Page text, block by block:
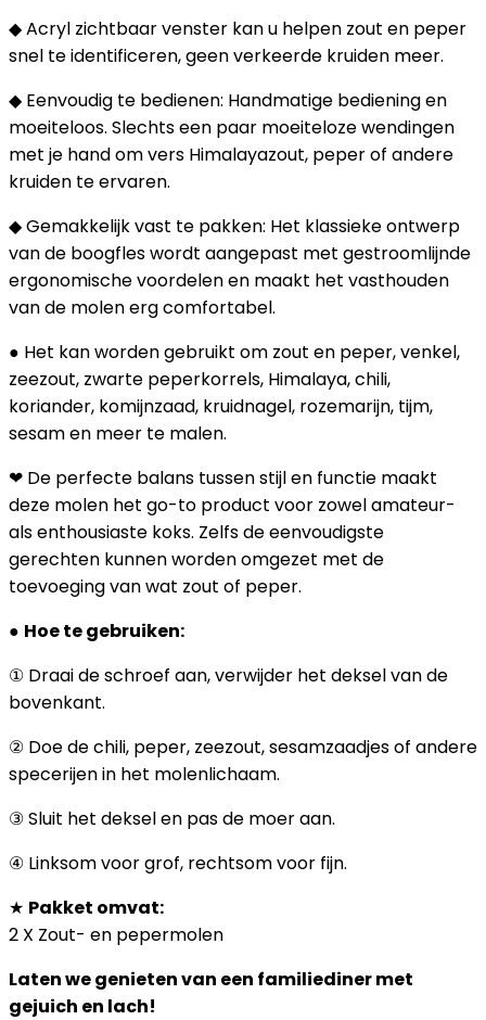
◆ Acryl zichtbaar venster kan u helpen zout en peper
snel te identificeren, geen verkeerde kruiden meer.
◆ Eenvoudig te bedienen: Handmatige bediening en
moeiteloos. Slechts een paar moeiteloze wendingen
met je hand om vers Himalayazout, peper of andere
kruiden te ervaren.
◆ Gemakkelijk vast te pakken: Het klassieke ontwerp
van de boogfles wordt aangepast met gestroomlijnde
ergonomische voordelen en maakt het vasthouden
van de molen erg comfortabel.
● Het kan worden gebruikt om zout en peper, venkel,
zeezout, zwarte peperkorrels, Himalaya, chili,
koriander, komijnzaad, kruidnagel, rozemarijn, tijm,
sesam en meer te malen.
❤ De perfecte balans tussen stijl en functie maakt
deze molen het go-to product voor zowel amateur-
als enthousiaste koks. Zelfs de eenvoudigste
gerechten kunnen worden omgezet met de
toevoeging van wat zout of peper.
● Hoe te gebruiken:
① Draai de schroef aan, verwijder het deksel van de
bovenkant.
② Doe de chili, peper, zeezout, sesamzaadjes of andere
specerijen in het molenlichaam.
③ Sluit het deksel en pas de moer aan.
④ Linksom voor grof, rechtsom voor fijn.
★ Pakket omvat:
2 X Zout- en pepermolen
Laten we genieten van een familiediner met
gejuich en lach!